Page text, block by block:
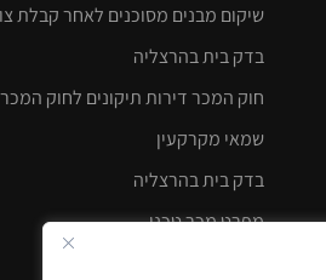
שיקום מבנים מסוכנים לאחר קבלת צו
בדק בית בהרצליה
חוק המכר דירות תיקונים לחוק המכר
שמאי מקרקעין
בדק בית בהרצליה
מפרט מכר טכני